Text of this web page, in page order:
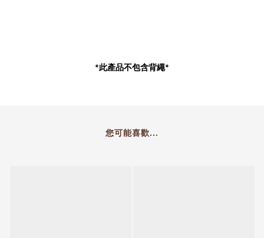
*此產品不包含背繩*
您可能喜歡...